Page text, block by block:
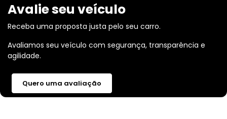
Avalie seu veículo
Receba uma proposta justa pelo seu carro.
Avaliamos seu veículo com segurança, transparência e
agilidade.
Quero uma avaliação